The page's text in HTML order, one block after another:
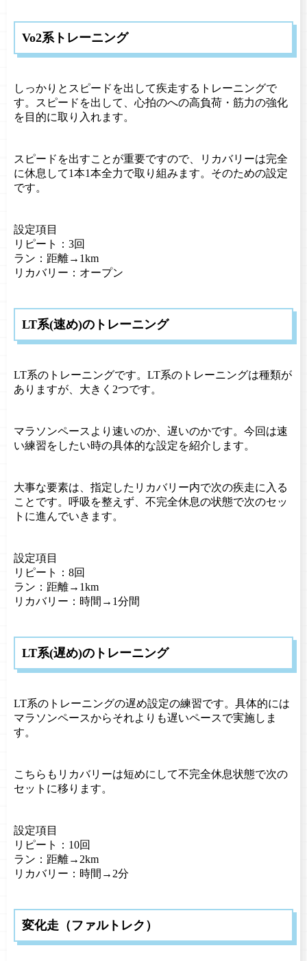
Vo2系トレーニング
しっかりとスピードを出して疾走するトレーニングで
す。スピードを出して、心拍のへの高負荷・筋力の強化
を目的に取り入れます。
スピードを出すことが重要ですので、リカバリーは完全
に休息して1本1本全力で取り組みます。そのための設定
です。
設定項目
リピート：3回
ラン：距離→1km
リカバリー：オープン
LT系(速め)のトレーニング
LT系のトレーニングです。LT系のトレーニングは種類が
ありますが、大きく2つです。
マラソンペースより速いのか、遅いのかです。今回は速
い練習をしたい時の具体的な設定を紹介します。
大事な要素は、指定したリカバリー内で次の疾走に入る
ことです。呼吸を整えず、不完全休息の状態で次のセッ
トに進んでいきます。
設定項目
リピート：8回
ラン：距離→1km
リカバリー：時間→1分間
LT系(遅め)のトレーニング
LT系のトレーニングの遅め設定の練習です。具体的には
マラソンペースからそれよりも遅いペースで実施しま
す。
こちらもリカバリーは短めにして不完全休息状態で次の
セットに移ります。
設定項目
リピート：10回
ラン：距離→2km
リカバリー：時間→2分
変化走（ファルトレク）